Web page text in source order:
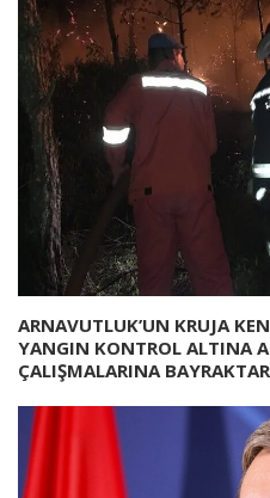
ARNAVUTLUK’UN KRUJA
YANGIN KONTROL ALTINA
ÇALIŞMALARINA